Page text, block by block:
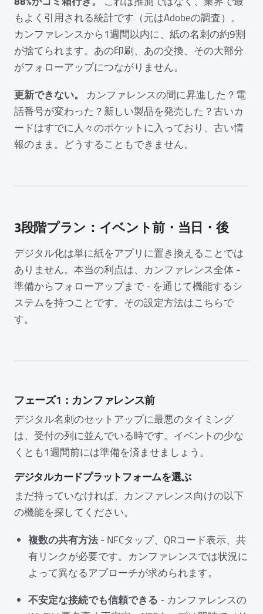
もよく引用される統計です（元はAdobeの調査）。
カンファレンスから1週間以内に、紙の名刺の約9割
が捨てられます。あの印刷、あの交換、その大部分
がフォローアップにつながりません。
更新できない。
カンファレンスの間に昇進した？電
話番号が変わった？新しい製品を発売した？古いカ
ードはすでに人々のポケットに入っており、古い情
報のまま。どうすることもできません。
3段階プラン：イベント前・当日・後
デジタル化は単に紙をアプリに置き換えることでは
ありません。本当の利点は、カンファレンス全体 -
準備からフォローアップまで - を通じて機能するシ
ステムを持つことです。その設定方法はこちらで
す。
フェーズ1：カンファレンス前
デジタル名刺のセットアップに最悪のタイミング
は、受付の列に並んでいる時です。イベントの少な
くとも1週間前には準備を済ませましょう。
デジタルカードプラットフォームを選ぶ
まだ持っていなければ、カンファレンス向けの以下
の機能を探してください。
複数の共有方法- NFCタップ、QRコード表示、共
有リンクが必要です。カンファレンスでは状況に
よって異なるアプローチが求められます。
不安定な接続でも信頼できる - カンファレンスの